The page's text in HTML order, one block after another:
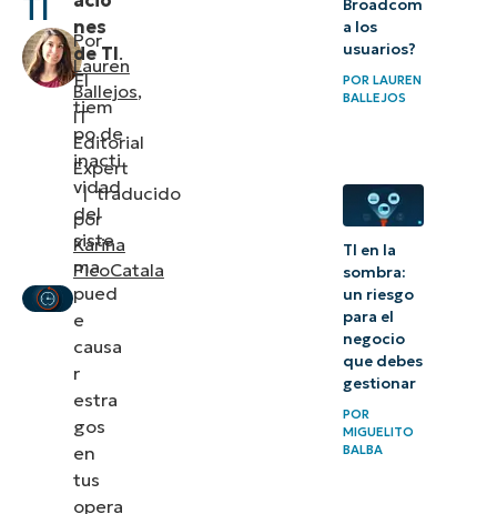
TI
Por
Lauren
Ballejos,
IT
Editorial
Expert
|traducido
por
Karina
PicoCatala
del sistema
Estrategias
para
minimizar
de
los tiempos
nes
de TI.
El
tiem
po de
inacti
vidad
del
siste
ma
pued
e
causa
r
estra
gos
en
tus
opera
Broadcom
a los
usuarios?
POR LAUREN
BALLEJOS
TI en la
sombra:
un riesgo
para el
negocio
que debes
gestionar
POR
MIGUELITO
BALBA